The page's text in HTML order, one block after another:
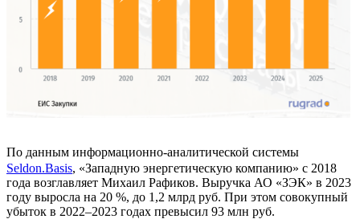
По данным информационно-аналитической системы
Seldon.Basis, «Западную энергетическую компанию» с 2018
года возглавляет Михаил Рафиков. Выручка АО «ЗЭК» в 2023
году выросла на 20 %, до 1,2 млрд руб. При этом совокупный
убыток в 2022–2023 годах превысил 93 млн руб.